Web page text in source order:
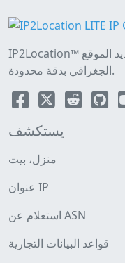
IP2Location™ هي قاعدة بيانات مفتوحة المصدر لتحديد الموقع
الجغرافي بدقة محدودة.
يستكشف
منزل، بيت
عنوان IP
استعلام عن ASN
قواعد البيانات التجارية